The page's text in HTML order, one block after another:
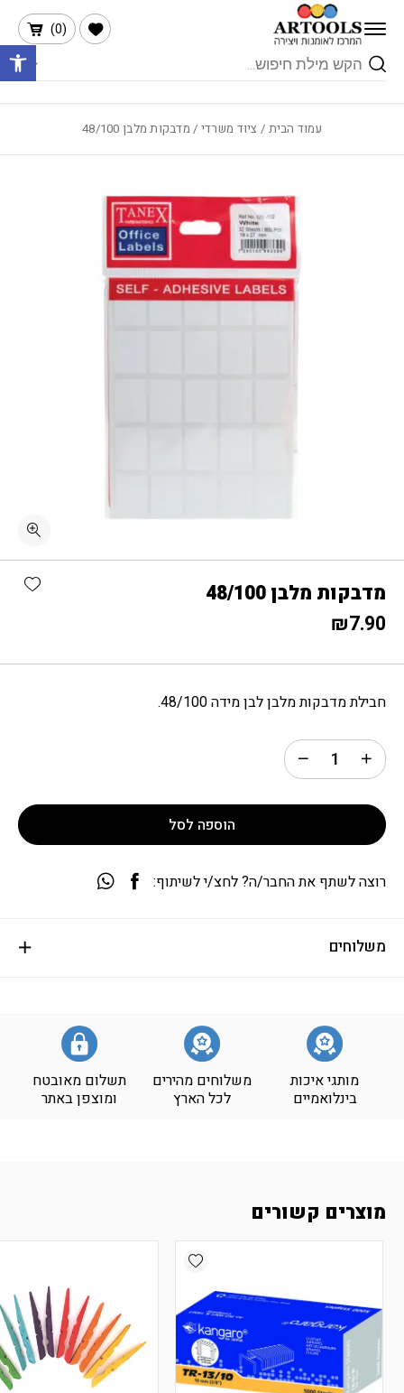
Skip to Content
Products
search
(
0
)
הרשימה שלי
עמוד הבית / ציוד משרדי / מדבקות מלבן 48/100
מדבקות מלבן 48/100
₪7.90
חבילת מדבקות מלבן לבן מידה 48/100.
הוספה לסל
משלוחים
מותגי איכות
בינלואמיים
משלוחים מהירים
לכל הארץ
תשלום מאובטח
ומוצפן באתר
רוצה לשתף את החבר/ה? לחצ/י לשיתוף:
מוצרים קשורים
Add wishlist
בחזרה למעלה